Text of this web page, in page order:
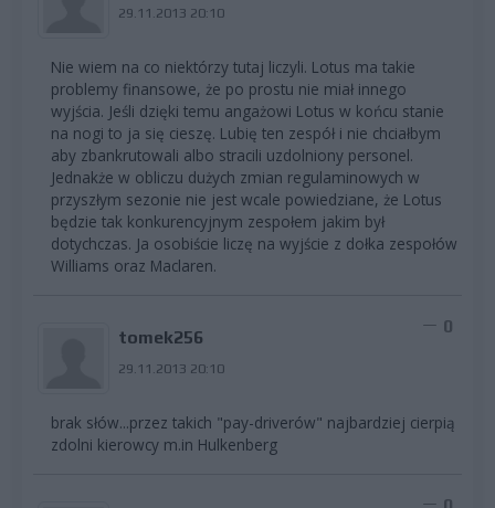
29.11.2013 20:10
Nie wiem na co niektórzy tutaj liczyli. Lotus ma takie
problemy finansowe, że po prostu nie miał innego
wyjścia. Jeśli dzięki temu angażowi Lotus w końcu stanie
na nogi to ja się cieszę. Lubię ten zespół i nie chciałbym
aby zbankrutowali albo stracili uzdolniony personel.
Jednakże w obliczu dużych zmian regulaminowych w
przyszłym sezonie nie jest wcale powiedziane, że Lotus
będzie tak konkurencyjnym zespołem jakim był
dotychczas. Ja osobiście liczę na wyjście z dołka zespołów
Williams oraz Maclaren.
tomek256
29.11.2013 20:10
0
brak słów...przez takich "pay-driverów" najbardziej cierpią
zdolni kierowcy m.in Hulkenberg